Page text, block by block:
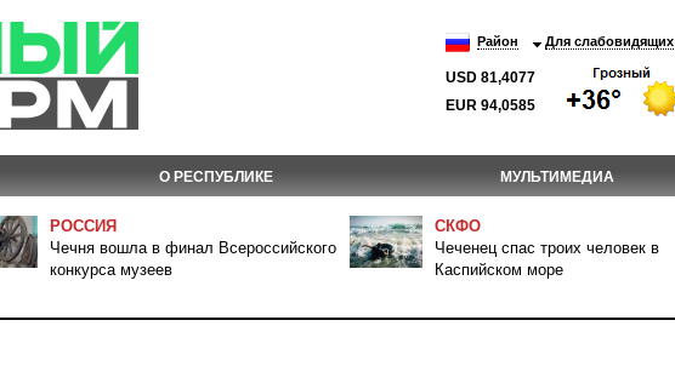
Район Для слабовидящих
USD 81,4077
EUR 94,0585
О РЕСПУБЛИКЕ МУЛЬТИМЕДИА
РОССИЯ
Чечня вошла в финал Всероссийского
конкурса музеев
СКФО
Чеченец спас троих человек в
Каспийском море